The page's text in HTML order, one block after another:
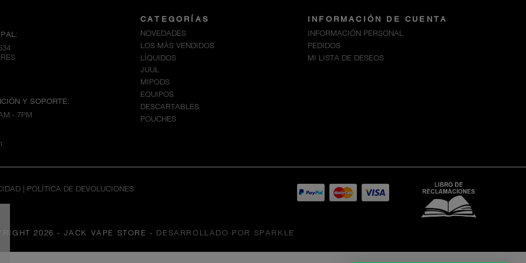
Y SOPORTE:
- 7PM
CATEGORÍAS
NOVEDADES
LOS MÁS VENDIDOS
LÍQUIDOS
JUUL
MIPODS
EQUIPOS
DESCARTABLES
POUCHES
INFORMACIÓN DE CUENTA
INFORMACIÓN PERSONAL
PEDIDOS
MI LISTA DE DESEOS
| POLÍTICA DE DEVOLUCIONES
2026 - JACK VAPE STORE- DESARROLLADO POR SPARKLE